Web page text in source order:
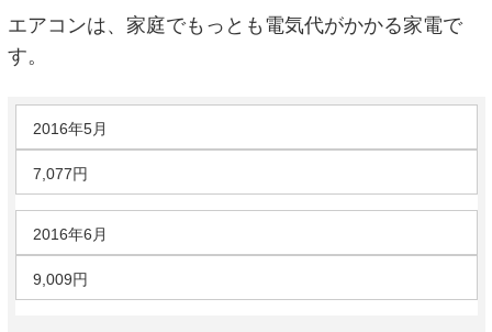
エアコンは、家庭でもっとも電気代がかかる家電で
す。
2016年5月
7,077円
2016年6月
9,009円